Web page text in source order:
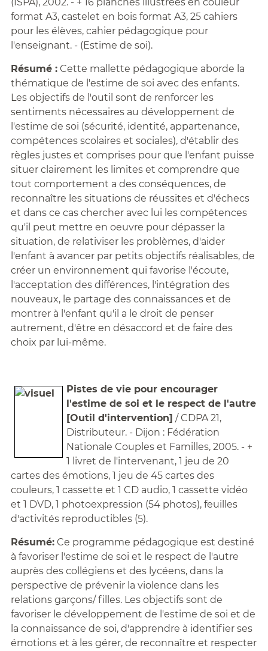
format A3, castelet en bois format A3, 25 cahiers
pour les élèves, cahier pédagogique pour
l'enseignant. - (Estime de soi).
Résumé :Cette mallette pédagogique aborde la
thématique de l'estime de soi avec des enfants.
Les objectifs de l'outil sont de renforcer les
sentiments nécessaires au développement de
l'estime de soi (sécurité, identité, appartenance,
compétences scolaires et sociales), d'établir des
règles justes et comprises pour que l'enfant puisse
situer clairement les limites et comprendre que
tout comportement a des conséquences, de
reconnaître les situations de réussites et d'échecs
et dans ce cas chercher avec lui les compétences
qu'il peut mettre en oeuvre pour dépasser la
situation, de relativiser les problèmes, d'aider
l'enfant à avancer par petits objectifs réalisables, de
créer un environnement qui favorise l'écoute,
l'acceptation des différences, l'intégration des
nouveaux, le partage des connaissances et de
montrer à l'enfant qu'il a le droit de penser
autrement, d'être en désaccord et de faire des
choix par lui-même.
Pistes de vie pour encourager
l'estime de soi et le respect de l'autre
[Outil d'intervention] / CDPA 21,
Distributeur. - Dijon : Fédération
Nationale Couples et Familles, 2005. - +
1 livret de l'intervenant, 1 jeu de 20
cartes des émotions, 1 jeu de 45 cartes des
couleurs, 1 cassette et 1 CD audio, 1 cassette vidéo
et 1 DVD, 1 photoexpression (54 photos), feuilles
d'activités reproductibles (5).
Résumé:Ce programme pédagogique est destiné
à favoriser l'estime de soi et le respect de l'autre
auprès des collégiens et des lycéens, dans la
perspective de prévenir la violence dans les
relations garçons/ filles. Les objectifs sont de
favoriser le développement de l'estime de soi et de
la connaissance de soi, d'apprendre à identifier ses
émotions et à les gérer, de reconnaître et respecter